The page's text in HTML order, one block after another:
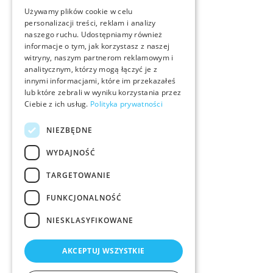
Używamy plików cookie w celu
personalizacji treści, reklam i analizy
naszego ruchu. Udostępniamy również
informacje o tym, jak korzystasz z naszej
witryny, naszym partnerom reklamowym i
analitycznym, którzy mogą łączyć je z
innymi informacjami, które im przekazałeś
lub które zebrali w wyniku korzystania przez
Ciebie z ich usług. Polityka prywatności
NIEZBĘDNE
WYDAJNOŚĆ
TARGETOWANIE
FUNKCJONALNOŚĆ
NIESKLASYFIKOWANE
AKCEPTUJ WSZYSTKIE